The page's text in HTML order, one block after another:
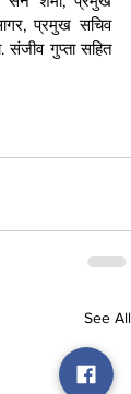
प्रमुख सचिव
संजीव गुप्ता सहित
See All